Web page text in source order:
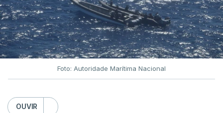
Foto: Autoridade Marítima Nacional
OUVIR